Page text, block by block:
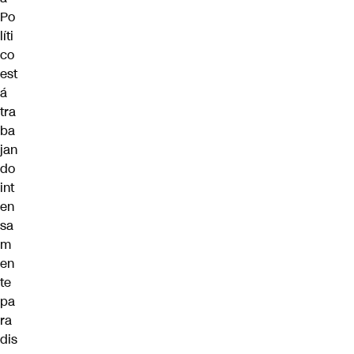
Po
líti
co
est
á
tra
ba
jan
do
int
en
sa
m
en
te
pa
ra
dis